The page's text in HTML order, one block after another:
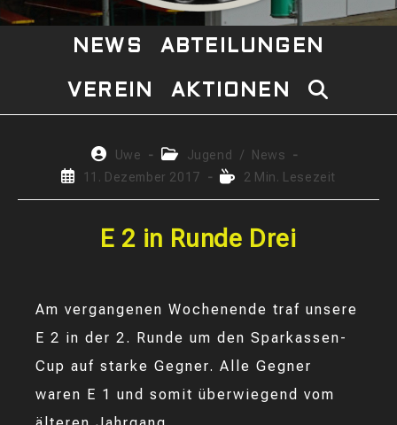
NEWS ABTEILUNGEN
VEREIN AKTIONEN WEBSITE-
Beitrags-
Autor:
Uwe
Beitrags-
Kategorie:
Jugend /
News
Beitrag11. Dezember 2017 Lesedauer:
2 Min. Lesezeit
E 2 in Runde Drei
Am vergangenen Wochenende traf unsere
E 2 in der 2. Runde um den Sparkassen-
Cup auf starke Gegner. Alle Gegner
waren E 1 und somit überwiegend vom